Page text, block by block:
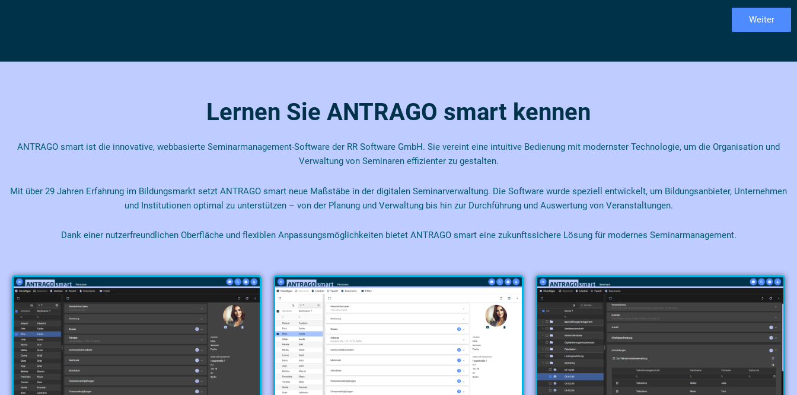
Weiter
Lernen Sie ANTRAGO smart kennen
ANTRAGO smart ist die innovative, webbasierte Seminarmanagement-Software der RR Software GmbH. Sie vereint eine intuitive Bedienung mit modernster Technologie, um die Organisation und
Verwaltung von Seminaren effizienter zu gestalten.
Mit über 29 Jahren Erfahrung im Bildungsmarkt setzt ANTRAGO smart neue Maßstäbe in der digitalen Seminarverwaltung. Die Software wurde speziell entwickelt, um Bildungsanbieter, Unternehmen
und Institutionen optimal zu unterstützen – von der Planung und Verwaltung bis hin zur Durchführung und Auswertung von Veranstaltungen.
Dank einer nutzerfreundlichen Oberfläche und flexiblen Anpassungsmöglichkeiten bietet ANTRAGO smart eine zukunftssichere Lösung für modernes Seminarmanagement.